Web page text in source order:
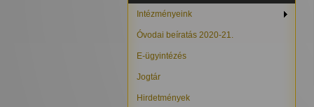
Intézményeink
Óvodai beíratás 2020-21.
E-ügyintézés
Jogtár
Hirdetmények